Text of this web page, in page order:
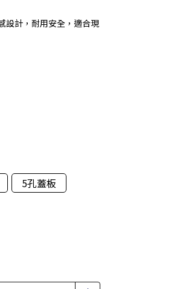
設計，耐用安全，適合現
5孔蓋板